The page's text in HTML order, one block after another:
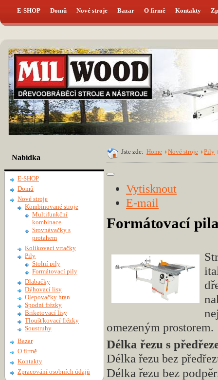
E-SHOP Domů Nové stroje Bazar O firmě Kontakty
Nabídka
E-SHOP
Domů
Nové stroje
Kombinované stroje
Multifunkční
kombinace
Srovnávačky s
protahem
Kolíkovací vrtačky
Pily
Stolní pily
Formátovací pily
Dlabačky
Dýhovací lisy
Olepovačky hran
Spodní frézky
Briketovací lisy
Tloušťkovací frézky
Soustruhy
Bazar
O firmě
Kontakty
Zpracování osobních údajů
Jste zde: Home Nové stroje Pily
Vytisknout
E-mail
Formátovací
omezeným prostorem.
Délka řezu s
Délka řezu bez
Délka řezu bez